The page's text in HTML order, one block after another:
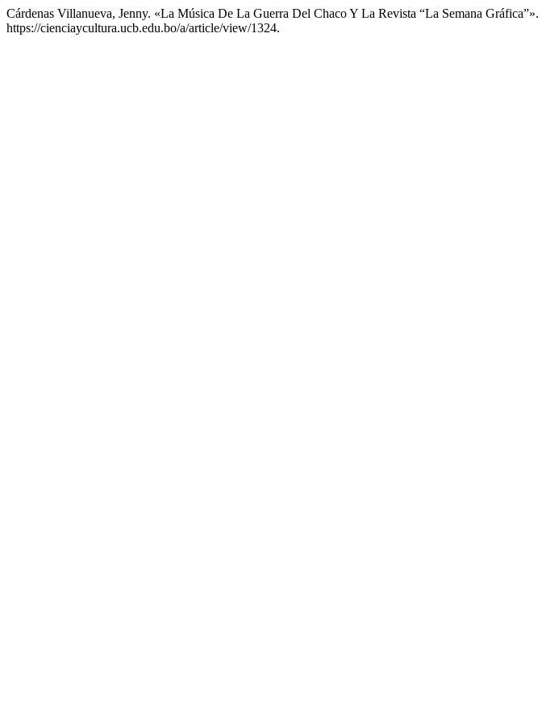
Cárdenas Villanueva, Jenny. «La Música De La Guerra Del Chaco Y La Revista “La Semana Gráfica”».
https://cienciaycultura.ucb.edu.bo/a/article/view/1324.